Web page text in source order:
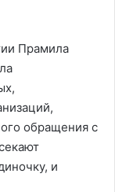
Прамила
обращения с
и